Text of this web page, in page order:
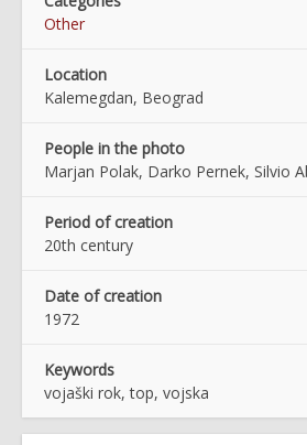
Other
Location
Kalemegdan, Beograd
People in the photo
Marjan Polak, Darko Pernek, Silvio
Period of creation
20th century
Date of creation
1972
Keywords
vojaški rok, top, vojska